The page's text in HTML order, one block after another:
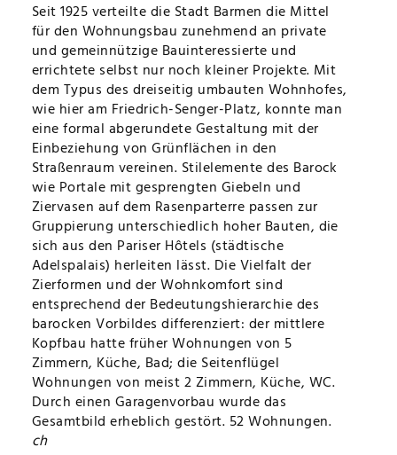
ÜBERSICHTSKARTE
VOLLTEXTSUCHE
TIPPS
EDITORIAL
IMPRESSUM
DATENSCHUTZ
Seit 1925 verteilte die Stadt Barmen die Mittel
für den Wohnungsbau zunehmend an private
und gemeinnützige Bauinteressierte und
errichtete selbst nur noch kleiner Projekte. Mit
dem Typus des dreiseitig umbauten Wohnhofes,
wie hier am Friedrich-Senger-Platz, konnte man
eine formal abgerundete Gestaltung mit der
Einbeziehung von Grünflächen in den
Straßenraum vereinen. Stilelemente des Barock
wie Portale mit gesprengten Giebeln und
Ziervasen auf dem Rasenparterre passen zur
Gruppierung unterschiedlich hoher Bauten, die
sich aus den Pariser Hôtels (städtische
Adelspalais) herleiten lässt. Die Vielfalt der
Zierformen und der Wohnkomfort sind
entsprechend der Bedeutungshierarchie des
barocken Vorbildes differenziert: der mittlere
Kopfbau hatte früher Wohnungen von 5
Zimmern, Küche, Bad; die Seitenflügel
Wohnungen von meist 2 Zimmern, Küche, WC.
Durch einen Garagenvorbau wurde das
Gesamtbild erheblich gestört. 52 Wohnungen.
ch